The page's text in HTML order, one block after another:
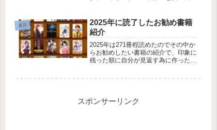
書籍
2025年に読了したお勧め書籍
紹介
2025年は271冊程読めたのでその中か
らお勧めしたい書籍の紹介で、印象に
残った順に自分が見返す為に作ったシ
スポンサーリンク